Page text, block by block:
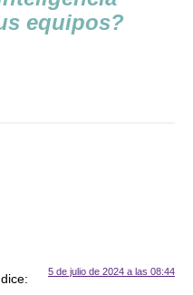
equipos?
dice:
5 de julio de 2024 a las 08:44